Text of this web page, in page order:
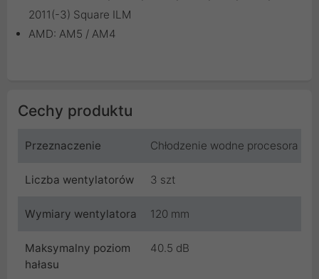
2011(-3) Square ILM
AMD: AM5 / AM4
Cechy produktu
Przeznaczenie Chłodzenie wodne procesora
Liczba wentylatorów 3 szt
Wymiary wentylatora 120 mm
Maksymalny poziom
hałasu
40.5 dB